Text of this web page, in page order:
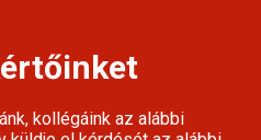
kollégáink az alábbi